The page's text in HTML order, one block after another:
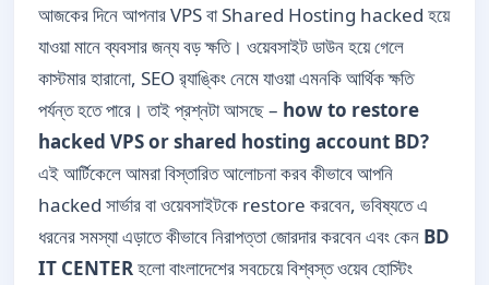
আজকের দিনে আপনার VPS বা Shared Hosting hacked হয়ে
যাওয়া মানে ব্যবসার জন্য বড় ক্ষতি। ওয়েবসাইট ডাউন হয়ে গেলে
কাস্টমার হারানো, SEO র‌্যাঙ্কিং নেমে যাওয়া এমনকি আর্থিক ক্ষতি
পর্যন্ত হতে পারে। তাই প্রশ্নটা আসছে – how to restore
hacked VPS or shared hosting account BD?
এই আর্টিকেলে আমরা বিস্তারিত আলোচনা করব কীভাবে আপনি
hacked সার্ভার বা ওয়েবসাইটকে restore করবেন, ভবিষ্যতে এ
ধরনের সমস্যা এড়াতে কীভাবে নিরাপত্তা জোরদার করবেন এবং কেন BD
IT CENTERহলো বাংলাদেশের সবচেয়ে বিশ্বস্ত ওয়েব হোস্টিং